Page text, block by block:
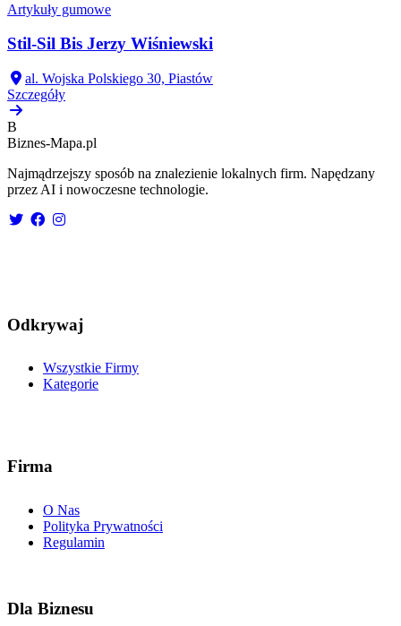
Artykuły gumowe
Stil-Sil Bis Jerzy Wiśniewski
al. Wojska Polskiego 30, Piastów
Szczegóły
B
Biznes-Mapa.pl
Najmądrzejszy sposób na znalezienie lokalnych firm. Napędzany
przez AI i nowoczesne technologie.
Odkrywaj
Wszystkie Firmy
Kategorie
Firma
O Nas
Polityka Prywatności
Regulamin
Dla Biznesu